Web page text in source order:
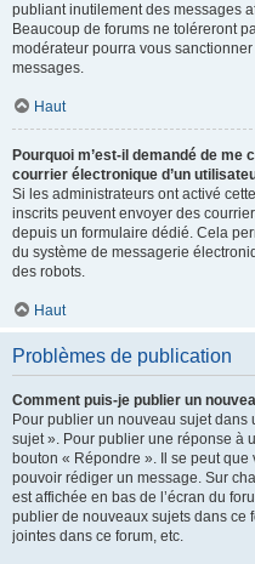
publiant inutilement des messages
Beaucoup de forums ne toléreront
modérateur pourra vous
messages.
Haut
Pourquoi m’est-il demandé de
courrier électronique d’un
Si les administrateurs ont activé
inscrits peuvent envoyer des
depuis un formulaire dédié. Cela
du système de messagerie
des robots.
Haut
Problèmes de publication
Comment puis-je publier un
Pour publier un nouveau sujet
sujet ». Pour publier une réponse à
bouton « Répondre ». Il se peut que
pouvoir rédiger un message. Sur
est affichée en bas de l’écran du
publier de nouveaux sujets dans ce
jointes dans ce forum, etc.